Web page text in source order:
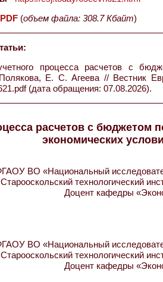
(объем файла: 308.7 Кбайт)
процесса расчетов с
Полякова, Е. С. Агеева //
(дата обращения: 07.08.2026).
расчетов с бюджетом
экономических
ВО «Национальный
Старооскольский технологический
Доцент кафедры
ВО «Национальный
Старооскольский технологический
Доцент кафедры